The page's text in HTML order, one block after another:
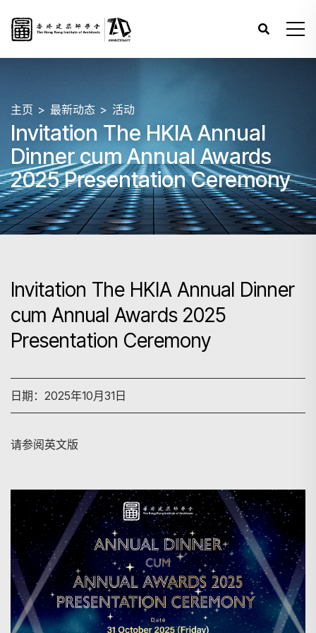
搜寻
主页 最新动态 活动
Invitation The HKIA Annual
Dinner cum Annual Awards
2025 Presentation Ceremony
Invitation The HKIA Annual Dinner
cum Annual Awards 2025
Presentation Ceremony
日期：2025年10月31日
请参阅英文版